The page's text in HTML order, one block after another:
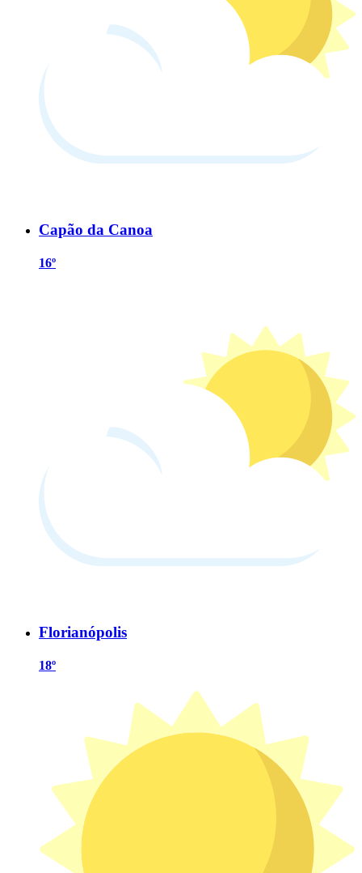
Capão da Canoa
16º
Florianópolis
18º